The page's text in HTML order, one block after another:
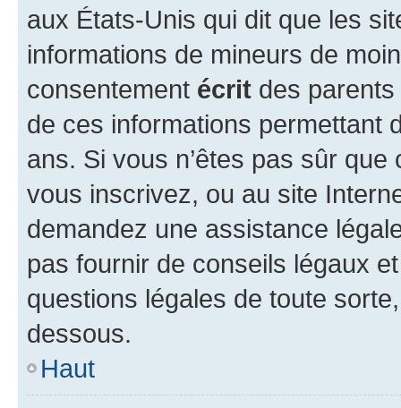
aux États-Unis qui dit que les
informations de mineurs de
consentement écrit des parents
de ces informations permettant
ans. Si vous n’êtes pas sûr
vous inscrivez, ou au site
demandez une assistance
pas fournir de conseils légaux
questions légales de toute
dessous.
Haut